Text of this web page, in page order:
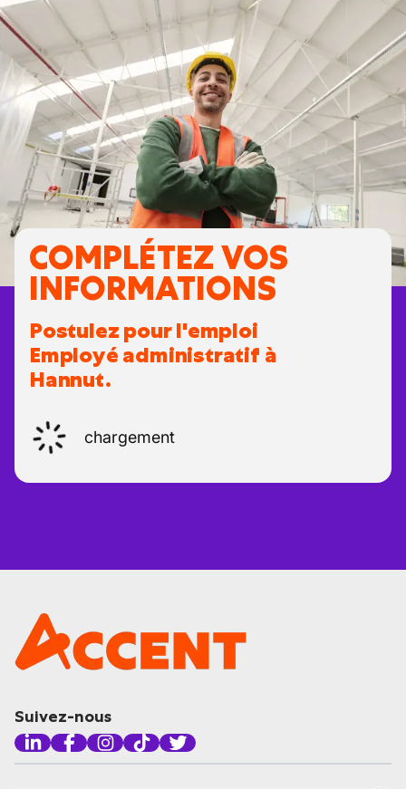
COMPLÉTEZ VOS
INFORMATIONS
Postulez pour l'emploi
Employé administratif à
Hannut.
chargement
Suivez-nous